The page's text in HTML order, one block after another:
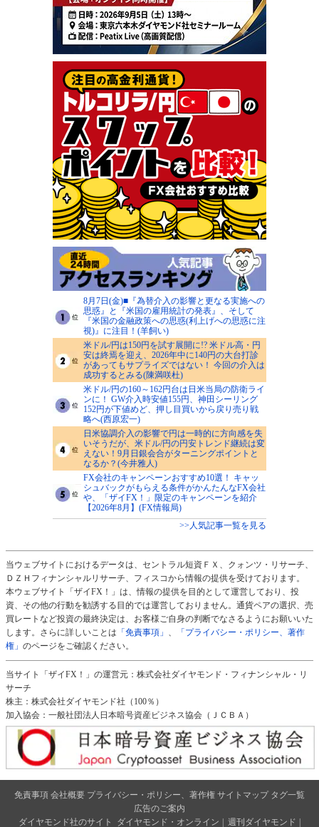
8月7日(金)■『為替介入の影響と更なる実施への
思惑』と『米国の雇用統計の発表』、そして
『米国の金融政策への思惑(利上げへの思惑に注
視)』に注目！(羊飼い)
米ドル/円は150円を試す展開に!? 米ドル高・円
安は終焉を迎え、2026年中に140円の大台打診
があってもサプライズではない！ 今回の介入は
成功するとみる(陳満咲杜)
米ドル/円の160～162円台は日米当局の防衛ライ
ンに！ GW介入時安値155円、神田シーリング
152円が下値めど、押し目買いから戻り売り戦
略へ(西原宏一)
日米協調介入の影響で円は一時的に方向感を失
いそうだが、米ドル/円の円安トレンド継続は変
えない！9月日銀会合がターニングポイントと
なるか？(今井雅人)
FX会社のキャンペーンおすすめ10選！ キャッ
シュバックがもらえる条件がかんたんなFX会社
や、「ザイFX！」限定のキャンペーンを紹介
【2026年8月】(FX情報局)
>>人気記事一覧を見る
当ウェブサイトにおけるデータは、セントラル短資ＦＸ、クォンツ・リサーチ、
ＤＺＨフィナンシャルリサーチ、フィスコから情報の提供を受けております。
本ウェブサイト「ザイFX！」は、情報の提供を目的として運営しており、投
資、その他の行動を勧誘する目的では運営しておりません。通貨ペアの選択、売
買レートなど投資の最終決定は、お客様ご自身の判断でなさるようにお願いいた
します。さらに詳しいことは 「免責事項」 、
「プライバシー・ポリシー、著作
権」 のページをご確認ください。
当サイト「ザイFX！」の運営元：株式会社ダイヤモンド・フィナンシャル・リ
サーチ
株主：株式会社ダイヤモンド社（100％）
加入協会：一般社団法人日本暗号資産ビジネス協会（ＪＣＢＡ）
免責事項 会社概要 プライバシー・ポリシー、著作権 サイトマップ タグ一覧
広告のご案内
ダイヤモンド社のサイト
ダイヤモンド・オンライン 週刊ダイヤモンド